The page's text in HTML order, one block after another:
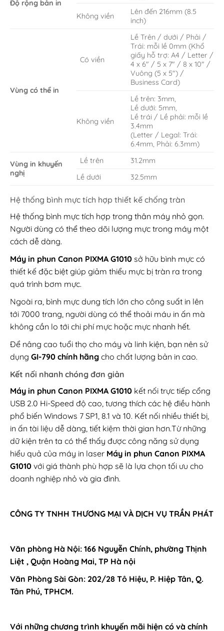
Độ rộng bản in
Không viền
Lên đến 216mm (8.5
inch)
Vùng có thể in
Có viền
Lề Trên / dưới / Phải /
Trái: mỗi lề 0mm (Khổ
giấy hỗ trợ: A4 / Letter /
4 x 6″ / 5 x 7″ / 8 x 10″ /
Vuông (5 x 5″) /
Business Card)
Không viền
Lề trên: 3mm,
Lề dưới: 5mm,
Lề trái / Lề phải: mỗi lề
3.4mm
(Letter / Legal: Trái:
6.4mm, Phải: 6.3mm)
Vùng in khuyến
nghị
Lề trên
31.2mm
Lề dưới
32.5mm
Hệ thống bình mực tích hợp thiết kế chống tràn
Hệ thống bình mực tích hợp trong thân máy nhỏ gọn.
Người dùng có thể theo dõi lượng mực trong máy một
cách dễ dàng.
Máy in phun Canon PIXMA G1010sở hữu bình mực có
thiết kế đặc biệt giúp giảm thiểu mực bị tràn ra trong
quá trình bơm mực.
Ngoài ra, bình mực dung tích lớn cho công suất in lên
tới 7000 trang, người dùng có thể thoải máu in ấn mà
không cần lo tới chi phí mực hoặc mực nhanh hết.
Để nâng cao tuổi thọ cho máy và linh kiện, bạn nên sử
dụng GI-790 chính hãng cho chất lượng bản in cao.
Kết nối nhanh chóng đơn giản
Máy in phun Canon PIXMA G1010kết nối trực tiếp cổng
USB 2.0 Hi-Speed độ cao, tương thích các hệ điều hành
phổ biến Windows 7 SP1, 8.1 và 10. Kết nối nhiều thiết bị,
in ấn tài liệu dễ dàng, tiết kiệm thời gian hơn.Từ những
dữ kiện trên ta có thể thấy được công năng sử dụng
hiểu quả của máy in laser Máy in phun Canon PIXMA
G1010 với giá thành phù hợp sẽ là lựa chọn tối ưu cho
doanh nghiệp nhỏ và gia đình.
CÔNG TY TNHH THƯƠNG MẠI VÀ DỊCH VỤ TRẦN PHÁT
Văn phòng Hà Nội: 166 Nguyễn Chính, phường Thịnh
Liệt , Quận Hoàng Mai, TP Hà nội
Văn Phòng Sài Gòn: 202/28 Tô Hiệu, P. Hiệp Tân, Q.
Tân Phú, TPHCM.
Với những chương trình khuyến mãi hiện có và chính